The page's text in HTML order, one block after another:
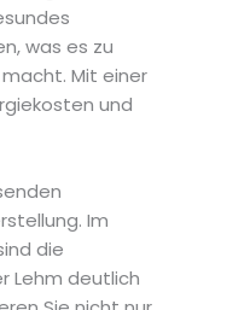
was es zu
Mit einer
und
Im
die
Lehm deutlich